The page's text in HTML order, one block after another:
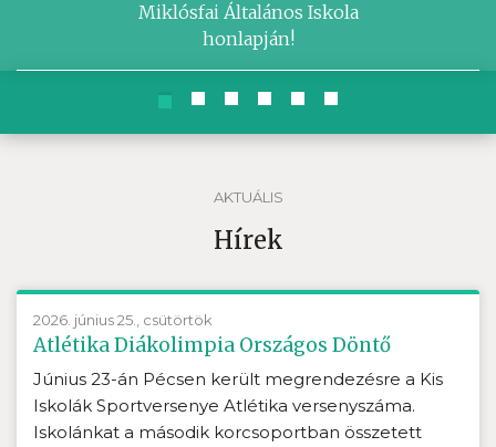
Miklósfai Általános Iskola
honlapján!
AKTUÁLIS
Hírek
2026. június 25., csütörtök
Atlétika Diákolimpia Országos Döntő
Június 23-án Pécsen került megrendezésre a Kis
Iskolák Sportversenye Atlétika versenyszáma.
Iskolánkat a második korcsoportban összetett